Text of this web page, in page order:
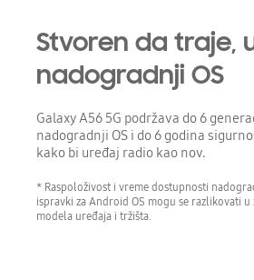
Stvoren da traje,
nadogradnji OS
Galaxy A56 5G podržava do 6
nadogradnji OS i do 6 godina
kako bi uređaj radio kao nov.
* Raspoloživost i vreme dostupnosti
ispravki za Android OS mogu se razlikovati u
modela uređaja i tržišta.